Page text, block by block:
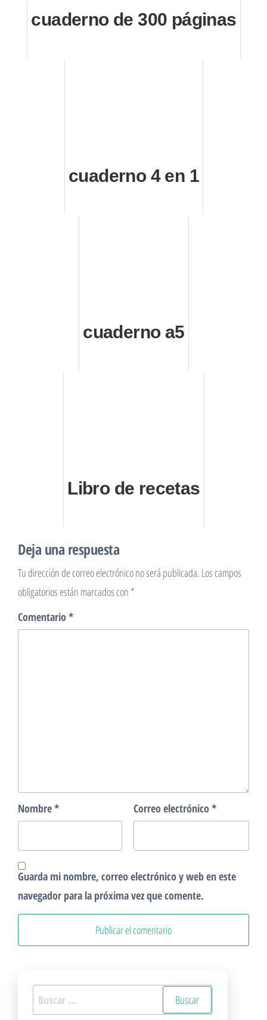
cuaderno de 300 páginas
cuaderno 4 en 1
cuaderno a5
Libro de recetas
Deja una respuesta
Tu dirección de correo electrónico no será publicada. Los campos
obligatorios están marcados con *
Comentario*
Nombre* Correo electrónico*
Guarda mi nombre, correo electrónico y web en este
navegador para la próxima vez que comente.
Buscar: